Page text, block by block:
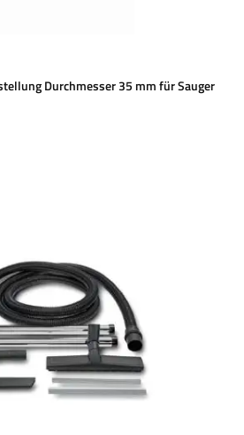
Durchmesser 35 mm für Sauger